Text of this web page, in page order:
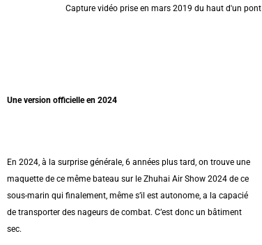
Capture vidéo prise en mars 2019 du haut d'un pont
Une version officielle en 2024
En 2024, à la surprise générale, 6 années plus tard, on trouve une
maquette de ce même bateau sur le Zhuhai Air Show 2024 de ce
sous-marin qui finalement, même s’il est autonome, a la capacié
de transporter des nageurs de combat. C’est donc un bâtiment
sec.